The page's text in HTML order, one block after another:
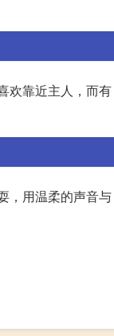
欢靠近主人，而有
，用温柔的声音与